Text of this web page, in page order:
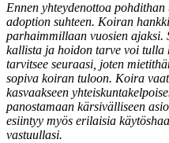
Ennen yhteydenottoa
adoption suhteen. Koiran
parhaimmillaan vuosien ajaksi.
kallista ja hoidon tarve voi
tarvitsee seuraasi, joten
sopiva koiran tuloon. Koira
kasvaakseen
panostamaan kärsivälliseen
esiintyy myös erilaisia
vastuullasi.